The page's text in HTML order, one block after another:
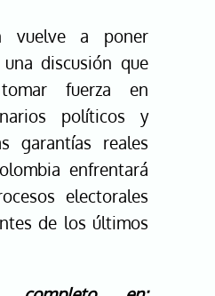
vuelve a poner
discusión que
fuerza en
políticos y
garantías reales
enfrentará
electorales
de los últimos